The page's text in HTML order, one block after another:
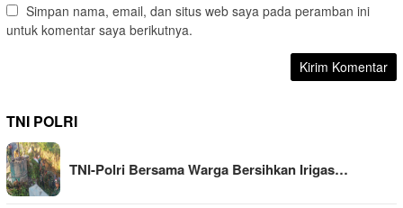
Simpan nama, email, dan situs web saya pada peramban ini
untuk komentar saya berikutnya.
TNI POLRI
TNI-Polri Bersama Warga Bersihkan Irigas…